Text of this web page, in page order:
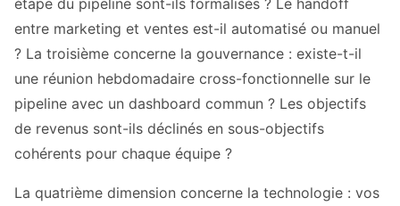
étape du pipeline sont-ils formalisés ? Le handoff
entre marketing et ventes est-il automatisé ou manuel
? La troisième concerne la gouvernance : existe-t-il
une réunion hebdomadaire cross-fonctionnelle sur le
pipeline avec un dashboard commun ? Les objectifs
de revenus sont-ils déclinés en sous-objectifs
cohérents pour chaque équipe ?
La quatrième dimension concerne la technologie : vos